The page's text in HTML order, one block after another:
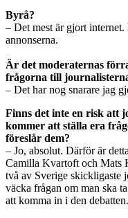
Byrå?
– Det mest är gjort
annonserna.
Är det moderaternas
frågorna till
– Det har nog snarare jag
Finns det inte en risk att
kommer att ställa era
föreslår dem?
– Jo, absolut. Därför är
Camilla Kvartoft och Mats
två av Sverige skickligaste
väcka frågan om man ska
att komma in i den debatten.